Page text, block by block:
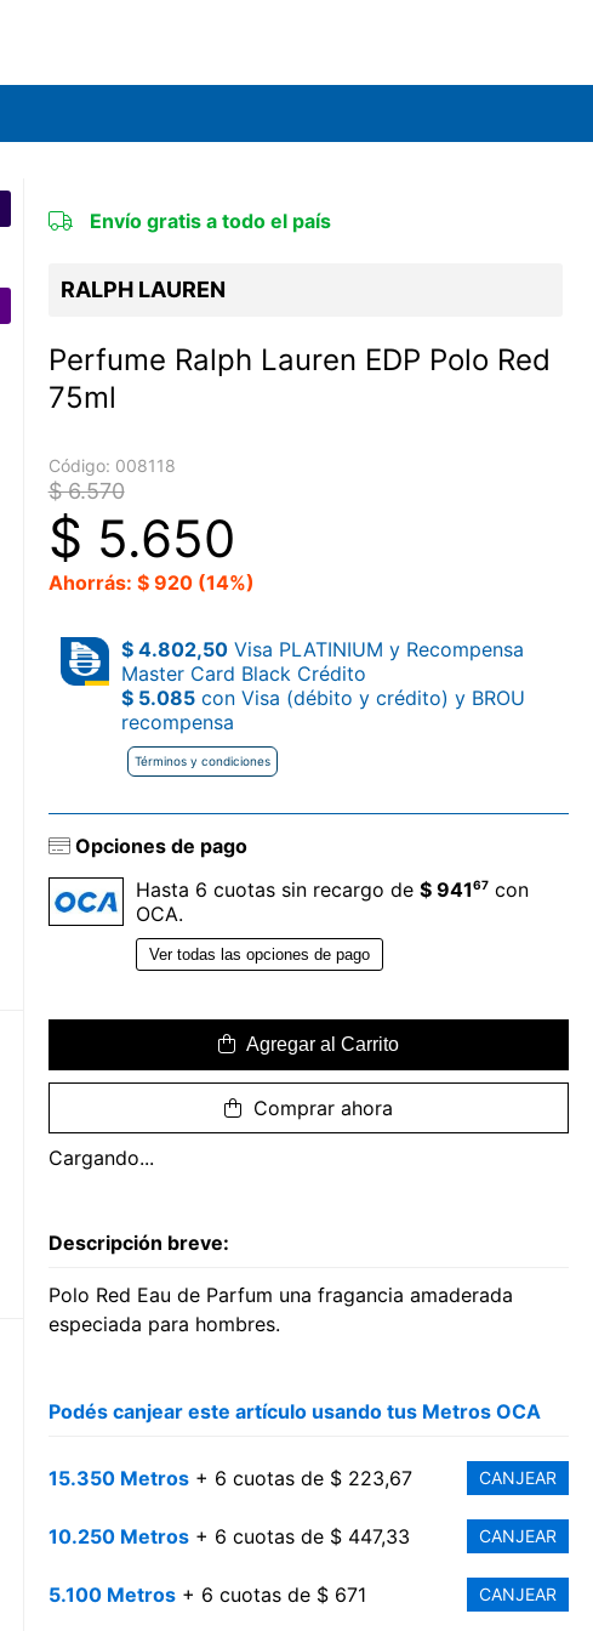
Envío gratis a todo el país
RALPH LAUREN
Perfume Ralph Lauren EDP Polo Red
75ml
Código: 008118
$ 6.570
$ 5.650
Ahorrás: $ 920 (14%)
$ 4.802,50Visa PLATINIUM y Recompensa
Master Card Black Crédito
$ 5.085con Visa (débito y crédito) y BROU
recompensa
Términos y condiciones
Opciones de pago
Hasta 6 cuotas sin recargo de $ 94167con
OCA.
Ver todas las opciones de pago
Agregar al Carrito
Comprar ahora
Cargando...
Descripción breve:
Polo Red Eau de Parfum una fragancia amaderada
especiada para hombres.
Podés canjear este artículo usando tus Metros OCA
15.350 Metros+ 6 cuotas de $ 223,67 CANJEAR
10.250 Metros+ 6 cuotas de $ 447,33 CANJEAR
5.100 Metros+ 6 cuotas de $ 671 CANJEAR